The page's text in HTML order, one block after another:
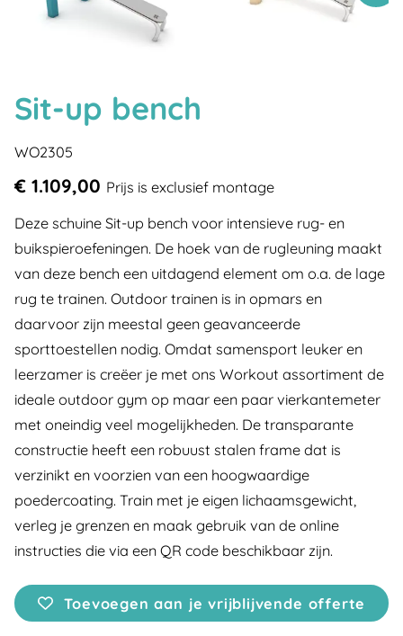
Sit-up bench
WO2305
€ 1.109,00 Prijs is exclusief montage
Deze schuine Sit-up bench voor intensieve rug- en
buikspieroefeningen. De hoek van de rugleuning maakt
van deze bench een uitdagend element om o.a. de lage
rug te trainen. Outdoor trainen is in opmars en
daarvoor zijn meestal geen geavanceerde
sporttoestellen nodig. Omdat samensport leuker en
leerzamer is creëer je met ons Workout assortiment de
ideale outdoor gym op maar een paar vierkantemeter
met oneindig veel mogelijkheden. De transparante
constructie heeft een robuust stalen frame dat is
verzinikt en voorzien van een hoogwaardige
poedercoating. Train met je eigen lichaamsgewicht,
verleg je grenzen en maak gebruik van de online
instructies die via een QR code beschikbaar zijn.
Toevoegen aan je vrijblijvende offerte